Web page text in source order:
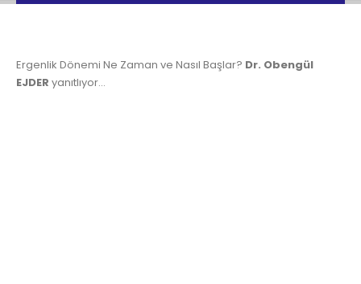
Ergenlik Dönemi Ne Zaman ve Nasıl Başlar? Dr. Obengül
EJDER yanıtlıyor…